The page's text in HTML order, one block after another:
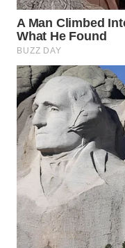
LIKUPANG
WN
WN
BORNEO
Wahana
Media
Group
WAHANA
NEWS